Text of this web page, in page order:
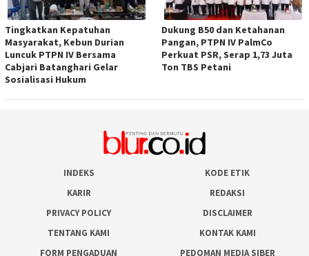
Tingkatkan Kepatuhan
Masyarakat, Kebun Durian
Luncuk PTPN IV Bersama
Cabjari Batanghari Gelar
Sosialisasi Hukum
Dukung B50 dan Ketahanan
Pangan, PTPN IV PalmCo
Perkuat PSR, Serap 1,73 Juta
Ton TBS Petani
INDEKS
KODE ETIK
KARIR
REDAKSI
PRIVACY POLICY
DISCLAIMER
TENTANG KAMI
KONTAK KAMI
FORM PENGADUAN
PEDOMAN MEDIA SIBER